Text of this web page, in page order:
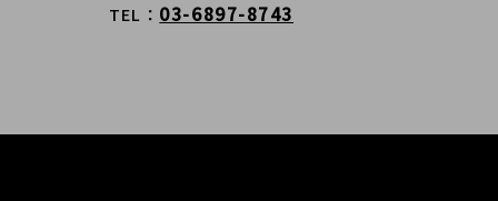
TEL 03-6897-8743